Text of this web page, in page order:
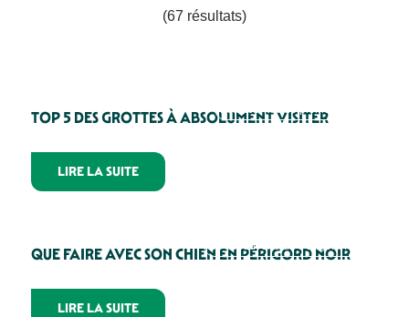
(67 résultats)
Les activités de pleine nature
TOP 5 DES GROTTES À ABSOLUMENT VISITER
LIRE LA SUITE
La découverte du Périgord Noir
QUE FAIRE AVEC SON CHIEN EN PÉRIGORD NOIR
LIRE LA SUITE